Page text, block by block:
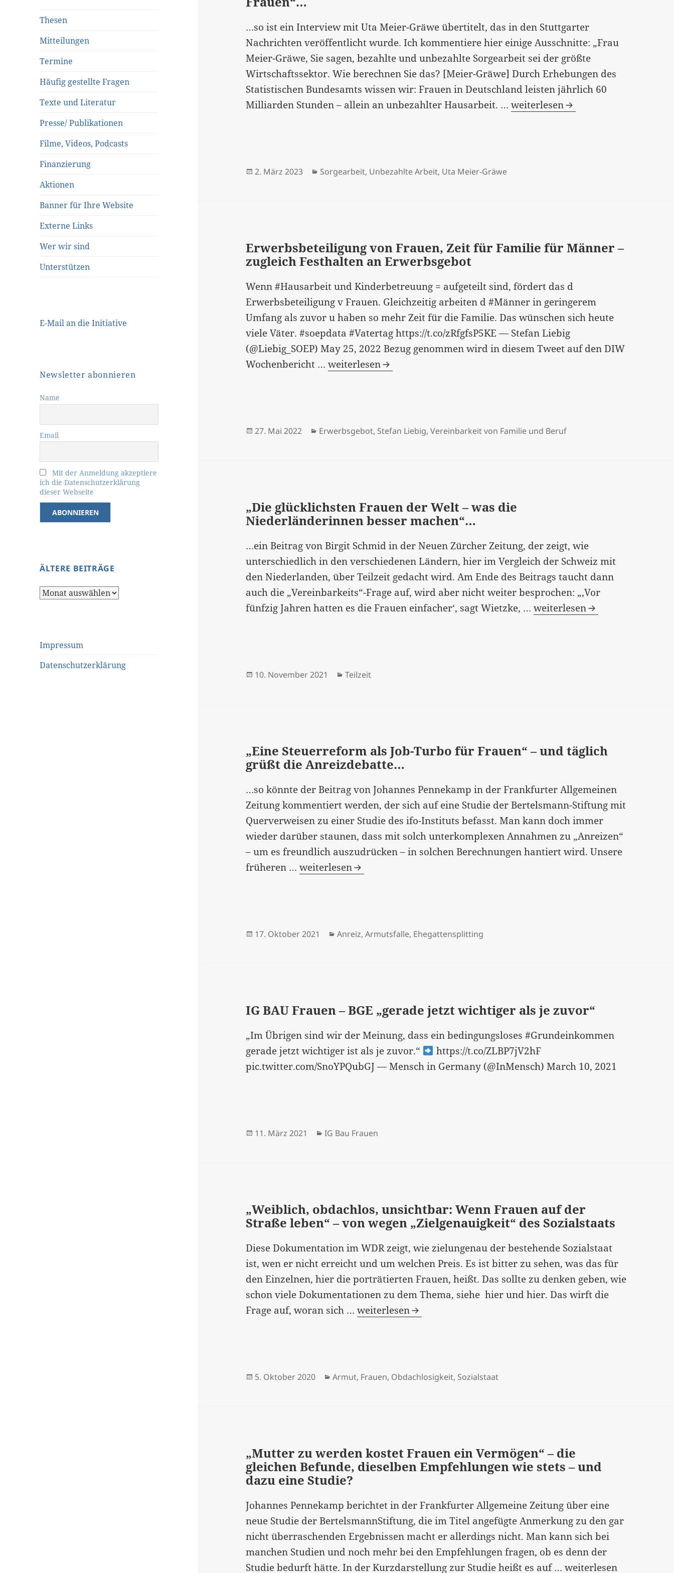
Thesen
Mitteilungen
Termine
Häufig gestellte Fragen
Texte und Literatur
Presse/ Publikationen
Filme, Videos, Podcasts
Finanzierung
Aktionen
Banner für Ihre Website
Externe Links
Wer wir sind
Unterstützen
E-Mail an die Initiative
Newsletter abonnieren
Name
Email
Mit der Anmeldung akzeptiere
ich die Datenschutzerklärung
dieser Webseite
ÄLTERE BEITRÄGE
Ältere
Impressum
Datenschutzerklärung
…so ist ein Interview mit Uta Meier-Gräwe übertitelt, das in den Stuttgarter
Nachrichten veröffentlicht wurde. Ich kommentiere hier einige Ausschnitte: „Frau
Meier-Gräwe, Sie sagen, bezahlte und unbezahlte Sorgearbeit sei der größte
Wirtschaftssektor. Wie berechnen Sie das? [Meier-Gräwe] Durch Erhebungen des
Statistischen Bundesamts wissen wir: Frauen in Deutschland leisten jährlich 60
Milliarden Stunden – allein an unbezahlter Hausarbeit. …“Die
weiterlesen
Veröffentlicht
2. März 2023 Kategorien
Sorgearbeit, Unbezahlte Arbeit, Uta Meier-Gräwe
Erwerbsbeteiligung von Frauen, Zeit für Familie für Männer –
zugleich Festhalten an Erwerbsgebot
Wenn #Hausarbeit und Kinderbetreuung = aufgeteilt sind, fördert das d
Erwerbsbeteiligung v Frauen. Gleichzeitig arbeiten d #Männer in geringerem
Umfang als zuvor u haben so mehr Zeit für die Familie. Das wünschen sich heute
viele Väter. #soepdata #Vatertag https://t.co/zRfgfsP5KE — Stefan Liebig
(@Liebig_SOEP) May 25, 2022 Bezug genommen wird in diesem Tweet auf den DIW
Wochenbericht …Erwerbsbeteiligung
für
zugleich
Festhalten
Erwerbsgebot
weiterlesen
Veröffentlicht
27. Mai 2022 Kategorien
Erwerbsgebot, Stefan Liebig,Vereinbarkeit von Familie und Beruf
„Die glücklichsten Frauen der Welt – was die
Niederländerinnen besser machen“…
…ein Beitrag von Birgit Schmid in der Neuen Zürcher Zeitung, der zeigt, wie
unterschiedlich in den verschiedenen Ländern, hier im Vergleich der Schweiz mit
den Niederlanden, über Teilzeit gedacht wird. Am Ende des Beitrags taucht dann
auch die „Vereinbarkeits“-Frage auf, wird aber nicht weiter besprochen: „‚Vor
fünfzig Jahren hatten es die Frauen einfacher‘, sagt Wietzke, …“Die
besser
weiterlesen
Veröffentlicht
10. November 2021 Kategorien
Teilzeit
„Eine Steuerreform als Job-Turbo für Frauen“ – und täglich
grüßt die Anreizdebatte…
…so könnte der Beitrag von Johannes Pennekamp in der Frankfurter Allgemeinen
Zeitung kommentiert werden, der sich auf eine Studie der Bertelsmann-Stiftung mit
Querverweisen zu einer Studie des ifo-Instituts befasst. Man kann doch immer
wieder darüber staunen, dass mit solch unterkomplexen Annahmen zu „Anreizen“
– um es freundlich auszudrücken – in solchen Berechnungen hantiert wird. Unsere
früheren …“Eine
Turbo
täglich
die
Anreizdebatte…
weiterlesen
Veröffentlicht
17. Oktober 2021 Kategorien
Anreiz,Armutsfalle, Ehegattensplitting
IG BAU Frauen – BGE „gerade jetzt wichtiger als je zuvor“
„Im Übrigen sind wir der Meinung, dass ein bedingungsloses #Grundeinkommen
gerade jetzt wichtiger ist als je zuvor.“
https://t.co/ZLBP7jV2hF
pic.twitter.com/SnoYPQubGJ — Mensch in Germany (@InMensch) March 10, 2021
Veröffentlicht
11. März 2021 Kategorien
IG Bau Frauen
„Weiblich, obdachlos, unsichtbar: Wenn Frauen auf der
Straße leben“ – von wegen „Zielgenauigkeit“ des Sozialstaats
Diese Dokumentation im WDR zeigt, wie zielungenau der bestehende Sozialstaat
ist, wen er nicht erreicht und um welchen Preis. Es ist bitter zu sehen, was das für
den Einzelnen, hier die porträtierten Frauen, heißt. Das sollte zu denken geben, wie
schon viele Dokumentationen zu dem Thema, siehe hier und hier. Das wirft die
Frage auf, woran sich …“Weiblich,
Frauen
–
von
des
Sozialstaats
weiterlesen
Veröffentlicht
5. Oktober 2020 Kategorien
Armut, Frauen, Obdachlosigkeit, Sozialstaat
„Mutter zu werden kostet Frauen ein Vermögen“ – die
gleichen Befunde, dieselben Empfehlungen wie stets – und
dazu eine Studie?
Johannes Pennekamp berichtet in der Frankfurter Allgemeine Zeitung über eine
neue Studie der BertelsmannStiftung, die im Titel angefügte Anmerkung zu den gar
nicht überraschenden Ergebnissen macht er allerdings nicht. Man kann sich bei
manchen Studien und noch mehr bei den Empfehlungen fragen, ob es denn der
Studie bedurft hätte. In der Kurzdarstellung zur Studie heißt es auf …“Mutter
weiterlesen